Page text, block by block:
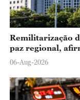
Remilitarização
paz regional,
06-Aug-2026